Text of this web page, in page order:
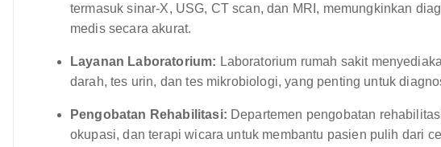
termasuk sinar-X, USG, CT scan, dan MRI, memungkinkan
medis secara akurat.
Layanan Laboratorium: Laboratorium rumah sakit
darah, tes urin, dan tes mikrobiologi, yang penting untuk
Pengobatan Rehabilitasi: Departemen pengobatan
okupasi, dan terapi wicara untuk membantu pasien pulih dari